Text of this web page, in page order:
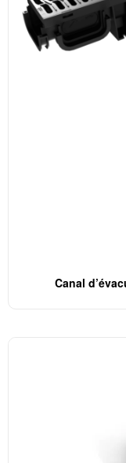
Canal